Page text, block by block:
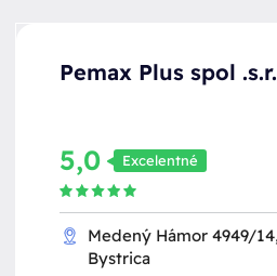
Pemax Plus spol
5,0 Excelentné
Medený Hámor 4949/
Bystrica